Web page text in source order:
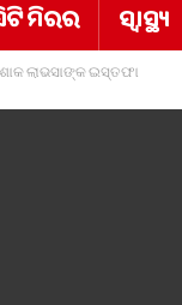
ମିରର ସ୍ୱାସ୍ଥ୍ୟ
ଲାଭସାଙ୍କ ଇସ୍ତଫା